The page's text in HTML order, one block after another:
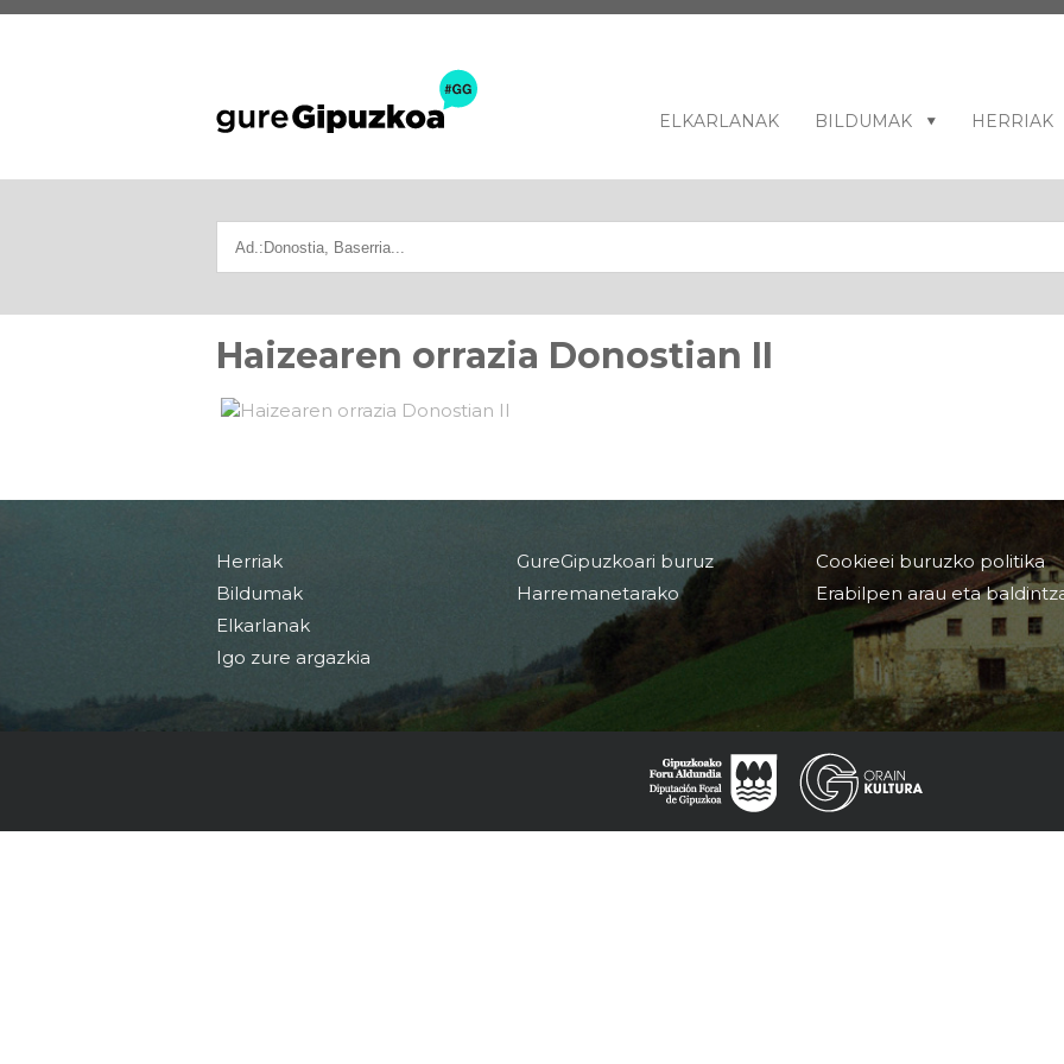
ELKARLANAK BILDUMAK HERRIAK
Haizearen orrazia Donostian II
Herriak
Bildumak
Elkarlanak
Igo zure argazkia
GureGipuzkoari buruz
Harremanetarako
Cookieei buruzko politika
Erabilpen arau eta